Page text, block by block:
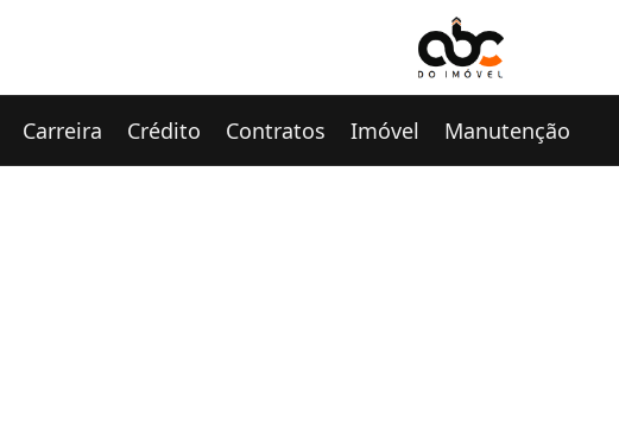
Carreira Crédito Contratos Imóvel Manutenção